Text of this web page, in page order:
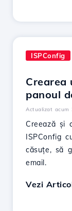
ISPConfig
Crearea
panoul
Actualizat acum
Creează și
ISPConfig
căsuțe, să
email.
Vezi